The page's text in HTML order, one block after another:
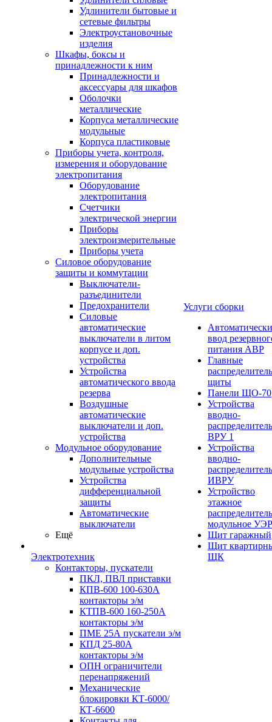
Удлинители бытовые и
сетевые фильтры
Электроустановочные
изделия
Шкафы, боксы и
принадлежности к ним
Принадлежности и
аксессуары для шкафов
Оболочки
металлические
Корпуса металлические
модульные
Корпуса пластиковые
Приборы учета, контроля,
измерения и оборудование
электропитания
Оборудование
электропитания
Счетчики
электрической энергии
Приборы
электроизмерительные
Приборы учета
Силовое оборудование
защиты и коммутации
Выключатели-
разъединители
Предохранители
Силовые
автоматические
выключатели в литом
корпусе и доп.
устройства
Устройства
автоматического ввода
резерва
Воздушные
автоматические
выключатели и доп.
устройства
Модульное оборудование
Дополнительные
модульные устройства
Устройства
дифференциальной
защиты
Автоматические
выключатели
Ещё
Электротехник
Контакторы, пускатели
ПКЛ, ПВЛ приставки
КПВ-600 100-630А
контакторы э/м
КТПВ-600 160-250А
контакторы э/м
ПМЕ 25А пускатели э/м
КПД 25-80А
контакторы э/м
ОПН ограничители
перенапряжений
Механические
блокировки КТ-6000/
КТ-6600
Услуги сборки
ввод
питания АВР
Главные
щиты
Панели ЩО-70
Устройства
вводно-
ВРУ 1
Устройства
вводно-
ИВРУ
Устройство
этажное
модульное
Щит гаражный
Щит
ЩК